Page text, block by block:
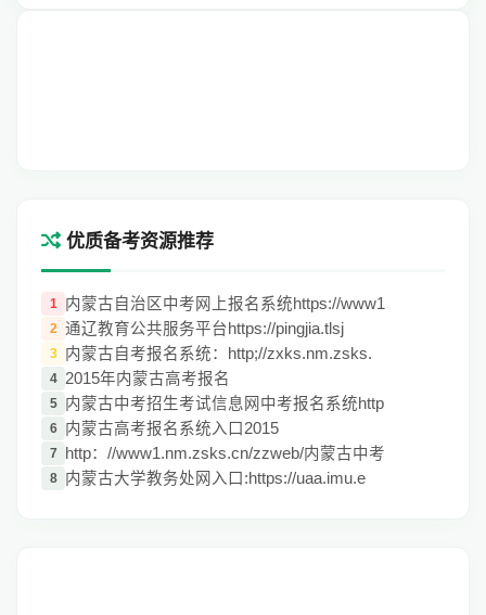
优质备考资源推荐
1 内蒙古自治区中考网上报名系统https://www1
2 通辽教育公共服务平台https://pingjia.tlsj
3 内蒙古自考报名系统：http;//zxks.nm.zsks.
4 2015年内蒙古高考报名
5 内蒙古中考招生考试信息网中考报名系统http
6 内蒙古高考报名系统入口2015
7 http：//www1.nm.zsks.cn/zzweb/内蒙古中考
8 内蒙古大学教务处网入口:https://uaa.imu.e